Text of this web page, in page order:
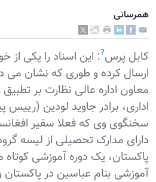
همرسانی
کابل پرس?: این اسناد را یکی از
ارسال کرده و طوری که نشان می
معاون اداره عالی نظارت بر تطبیق
اداری، برادر جاوید لودین
سخنگوی وی که فعلا سفیر
دارای مدارک تحصیلی از لیسه
پاکستان، یک دوره آموزشی
آموزشی بنام عباسین در